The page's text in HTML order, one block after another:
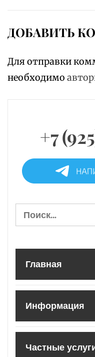
ДОБАВИТЬ
Для отправки
необходимо
+7
Найти:
Главная
Информация
Частные